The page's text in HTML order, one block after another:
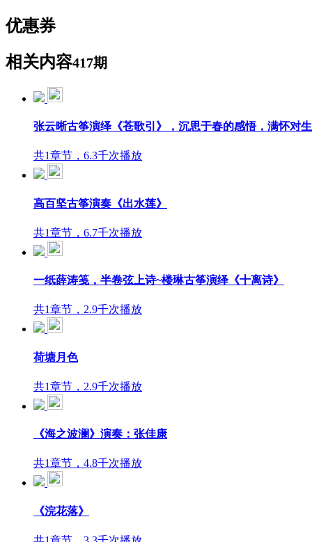
优惠券
相关内容417期
张云晰古筝演绎《苍歌引》，沉思于春的感悟，满怀对
共1章节，6.3千次播放
高百坚古筝演奏《出水莲》
共1章节，6.7千次播放
一纸薛涛笺，半卷弦上诗~楼琳古筝演绎《十离诗》
共1章节，2.9千次播放
荷塘月色
共1章节，2.9千次播放
《海之波澜》演奏：张佳康
共1章节，4.8千次播放
《浣花落》